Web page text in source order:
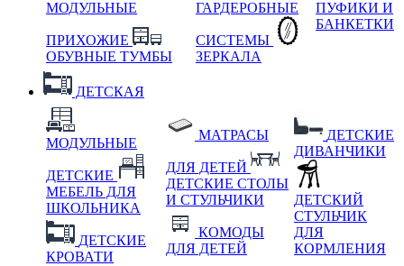
МОДУЛЬНЫЕ
ПРИХОЖИЕ
ОБУВНЫЕ ТУМБЫ
ГАРДЕРОБНЫЕ
СИСТЕМЫ
ЗЕРКАЛА
ПУФИКИ И
БАНКЕТКИ
ДЕТСКАЯ
МОДУЛЬНЫЕ
ДЕТСКИЕ
МЕБЕЛЬ ДЛЯ
ШКОЛЬНИКА
ДЕТСКИЕ
КРОВАТИ
МАТРАСЫ
ДЛЯ ДЕТЕЙ
ДЕТСКИЕ СТОЛЫ
И СТУЛЬЧИКИ
КОМОДЫ
ДЛЯ ДЕТЕЙ
ДЕТСКИЕ
ДИВАНЧИКИ
ДЕТСКИЙ
СТУЛЬЧИК
ДЛЯ
КОРМЛЕНИЯ